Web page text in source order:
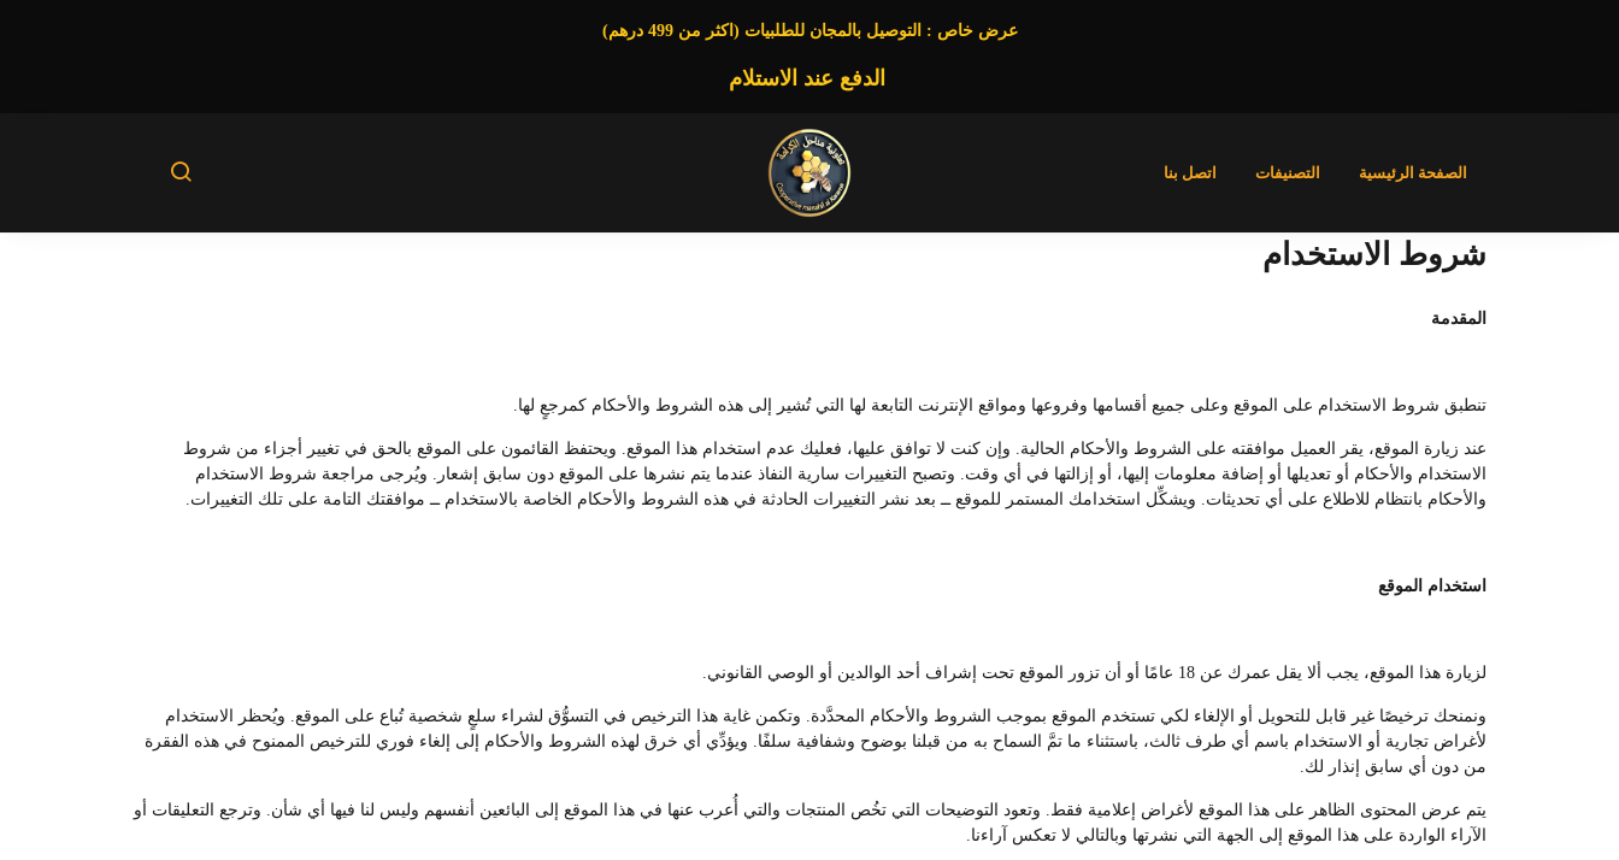
عرض خاص : التوصيل بالمجان للطلبيات (اكثر من 499 درهم)
الدفع عند الاستلام
الصفحة الرئيسية التصنيفات اتصل بنا
شروط الاستخدام
المقدمة
تنطبق شروط الاستخدام على الموقع وعلى جميع أقسامها وفروعها ومواقع الإنترنت التابعة لها التي تُشير إلى هذه الشروط والأحكام كمرجعٍ لها.
عند زيارة الموقع، يقر العميل موافقته على الشروط والأحكام الحالية. وإن كنت لا توافق عليها، فعليك عدم استخدام هذا الموقع. ويحتفظ القائمون على الموقع بالحق في تغيير أجزاء من شروط
الاستخدام والأحكام أو تعديلها أو إضافة معلومات إليها، أو إزالتها في أي وقت. وتصبح التغييرات سارية النفاذ عندما يتم نشرها على الموقع دون سابق إشعار. ويُرجى مراجعة شروط الاستخدام
والأحكام بانتظام للاطلاع على أي تحديثات. ويشكِّل استخدامك المستمر للموقع ــ بعد نشر التغييرات الحادثة في هذه الشروط والأحكام الخاصة بالاستخدام ــ موافقتك التامة على تلك التغييرات.
استخدام الموقع
لزيارة هذا الموقع، يجب ألا يقل عمرك عن 18 عامًا أو أن تزور الموقع تحت إشراف أحد الوالدين أو الوصي القانوني.
ونمنحك ترخيصًا غير قابل للتحويل أو الإلغاء لكي تستخدم الموقع بموجب الشروط والأحكام المحدَّدة. وتكمن غاية هذا الترخيص في التسوُّق لشراء سلعٍ شخصية تُباع على الموقع. ويُحظر الاستخدام
لأغراض تجارية أو الاستخدام باسم أي طرف ثالث، باستثناء ما تمَّ السماح به من قبلنا بوضوح وشفافية سلفًا. ويؤدِّي أي خرق لهذه الشروط والأحكام إلى إلغاء فوري للترخيص الممنوح في هذه الفقرة
من دون أي سابق إنذار لك.
يتم عرض المحتوى الظاهر على هذا الموقع لأغراض إعلامية فقط. وتعود التوضيحات التي تخُص المنتجات والتي أُعرب عنها في هذا الموقع إلى البائعين أنفسهم وليس لنا فيها أي شأن. وترجع التعليقات أو
الآراء الواردة على هذا الموقع إلى الجهة التي نشرتها وبالتالي لا تعكس آراءنا.